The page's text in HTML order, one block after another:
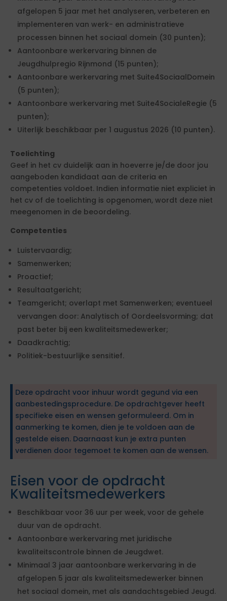
afgelopen 5 jaar met het analyseren, verbeteren en
implementeren van werk- en administratieve
processen binnen het sociaal domein (30 punten);
Aantoonbare werkervaring binnen de
Jeugdhulpregio Rijnmond (15 punten);
Aantoonbare werkervaring met Suite4SociaalDomein
(5 punten);
Aantoonbare werkervaring met Suite4SocialeRegie (5
punten);
Uiterlijk beschikbaar per 1 augustus 2026 (10 punten).
Toelichting
Geef in het cv duidelijk aan in hoeverre je/de door jou
aangeboden kandidaat aan de criteria en
competenties voldoet. Indien informatie niet expliciet in
het cv of de toelichting is opgenomen, wordt deze niet
meegenomen in de beoordeling.
Competenties
Luistervaardig;
Samenwerken;
Proactief;
Resultaatgericht;
Teamgericht; overlapt met Samenwerken; eventueel
vervangen door: Analytisch of Oordeelsvorming; dat
past beter bij een kwaliteitsmedewerker;
Daadkrachtig;
Politiek-bestuurlijke sensitief.
Deze opdracht voor inhuur wordt gegund via een
aanbestedingsprocedure. De opdrachtgever heeft
specifieke eisen en wensen geformuleerd. Om in
aanmerking te komen, dien je te voldoen aan de
gestelde eisen. Daarnaast kun je extra punten
verdienen door tegemoet te komen aan de wensen.
Eisen voor de opdracht
Kwaliteitsmedewerkers
Beschikbaar voor 36 uur per week, voor de gehele
duur van de opdracht.
Aantoonbare werkervaring met juridische
kwaliteitscontrole binnen de Jeugdwet.
Minimaal 3 jaar aantoonbare werkervaring in de
afgelopen 5 jaar als kwaliteitsmedewerker binnen
het sociaal domein, met als aandachtsgebied Jeugd.